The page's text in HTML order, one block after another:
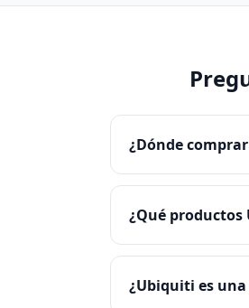
¿Dónde
¿Qué
¿Ubiquiti es